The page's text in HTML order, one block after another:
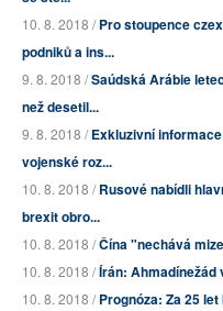
10. 8. 2018 /Pro stoupence
podniků a ins...
9. 8. 2018 /Saúdská Arábie
než desetil...
9. 8. 2018 /Exkluzivní
vojenské roz...
10. 8. 2018 /Rusové nabídli
brexit obro...
10. 8. 2018 /Čína "nechává
10. 8. 2018 /Írán: Ahmadínežád
10. 8. 2018 /Prognóza: Za 25